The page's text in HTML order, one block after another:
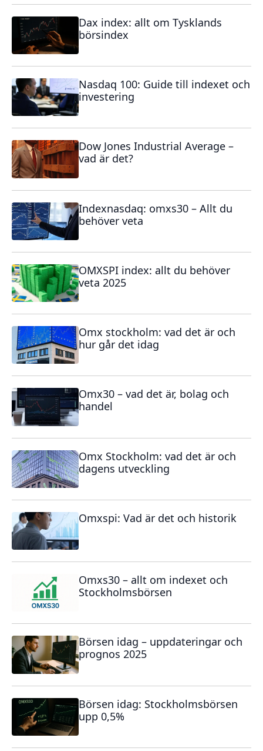
Dax index: allt om Tysklands
börsindex
Nasdaq 100: Guide till indexet och
investering
Dow Jones Industrial Average –
vad är det?
Indexnasdaq: omxs30 – Allt du
behöver veta
OMXSPI index: allt du behöver
veta 2025
Omx stockholm: vad det är och
hur går det idag
Omx30 – vad det är, bolag och
handel
Omx Stockholm: vad det är och
dagens utveckling
Omxspi: Vad är det och historik
Omxs30 – allt om indexet och
Stockholmsbörsen
Börsen idag – uppdateringar och
prognos 2025
Börsen idag: Stockholmsbörsen
upp 0,5%